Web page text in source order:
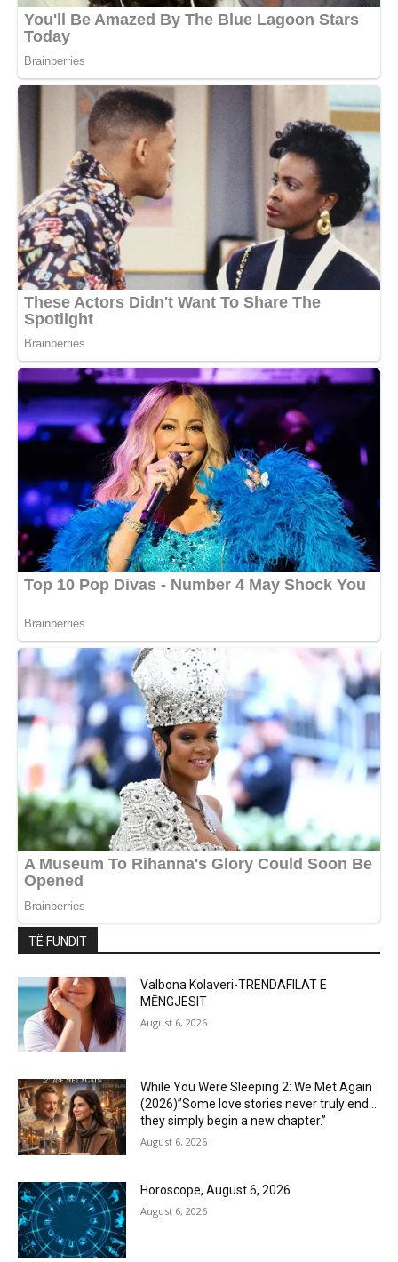
TË FUNDIT
Valbona Kolaveri-TRËNDAFILAT E
MĒNGJESIT
August 6, 2026
While You Were Sleeping 2: We Met Again
(2026)”Some love stories never truly end…
they simply begin a new chapter.”
August 6, 2026
Horoscope, August 6, 2026
August 6, 2026